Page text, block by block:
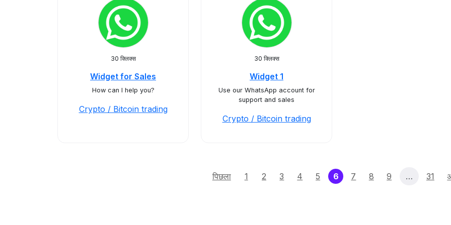
30 क्लिक्स
Widget for Sales
How can I help you?
Crypto / Bitcoin trading
30 क्लिक्स
Widget 1
Use our WhatsApp account for
support and sales
Crypto / Bitcoin trading
पिछला 1 2 3 4 5 6(current)
7 8 9 … 31